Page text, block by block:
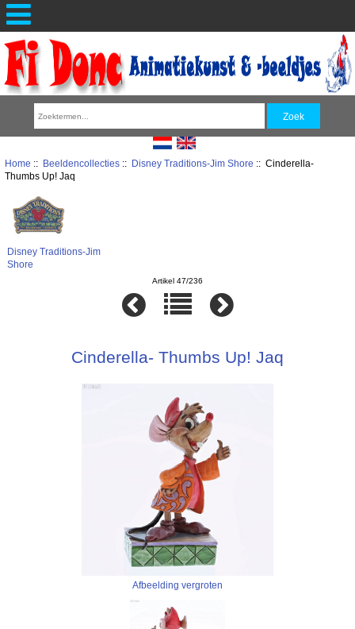
Home :: Beeldencollecties:: Disney Traditions-Jim Shore :: Cinderella-
Thumbs Up! Jaq
Disney Traditions-Jim
Shore
Artikel 47/236
Cinderella- Thumbs Up! Jaq
Afbeelding vergroten